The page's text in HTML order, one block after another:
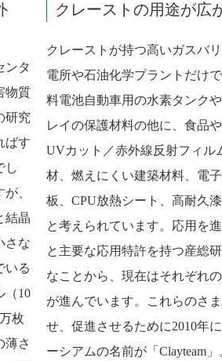
ンタ
物質
研究
ばす
し
、
結晶
さな
いる
（10
枚
薄さ
クレーストの用途が広
クレーストが持つ高いガスバ
電所や石油化学プラントだけ
料電池自動車用の水素タンク
レイの保護材料の他に、食品
UVカット／赤外線反射フィル
材、燃えにくい建築材料、電
板、CPU放熱シート、高耐久
と考えられています。応用を
と主要な応用特許を持つ産総
なことから、現在はそれぞれ
が進んでいます。これらのさ
せ、促進させるために2010年
ーシアムの名前が「Clayteam